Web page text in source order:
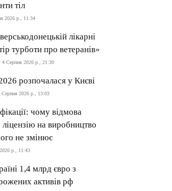
тіл
2026 р., 11:34
лікарні
турботи про ветеранів»
4 Серпня 2026 р., 21:30
розпочалася у Києві
Серпня 2026 р., 13:03
чому відмова
ліцензію на виробництво
не змінює
р., 11:43
1,4 млрд євро з
активів рф